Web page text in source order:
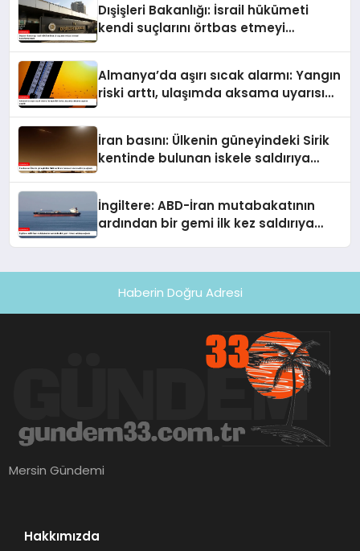
Dışişleri Bakanlığı: İsrail hükümeti
kendi suçlarını örtbas etmeyi
Almanya’da aşırı sıcak alarmı: Yangın
riski arttı, ulaşımda aksama uyarısı
İran basını: Ülkenin güneyindeki Sirik
kentinde bulunan iskele saldırıya
İngiltere: ABD-İran mutabakatının
ardından bir gemi ilk kez saldırıya
Haberin Doğru Adresi
Mersin Gündemi
Hakkımızda